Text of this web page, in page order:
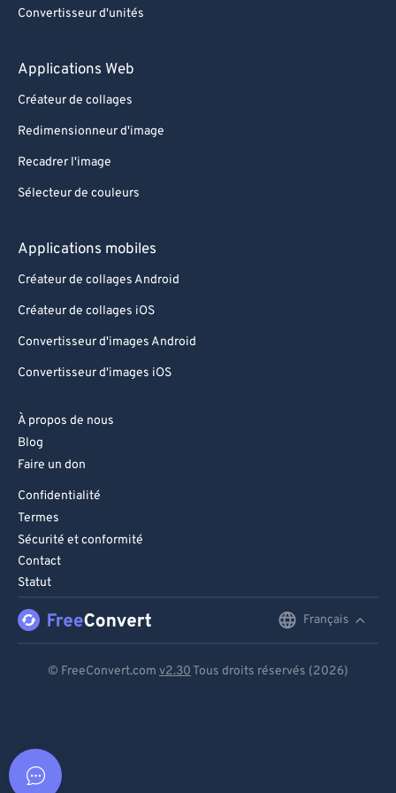
Convertisseur d'unités
Applications Web
Créateur de collages
Redimensionneur d'image
Recadrer l'image
Sélecteur de couleurs
Applications mobiles
Créateur de collages Android
Créateur de collages iOS
Convertisseur d'images Android
Convertisseur d'images iOS
À propos de nous
Blog
Faire un don
Confidentialité
Termes
Sécurité et conformité
Contact
Statut
Français
© FreeConvert.com v2.30 Tous droits réservés (2026)